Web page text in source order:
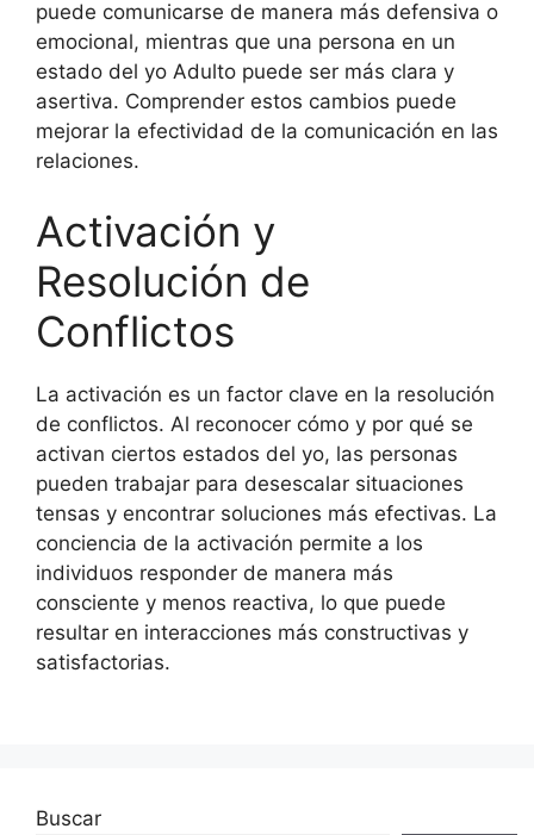
puede comunicarse de manera más defensiva o
emocional, mientras que una persona en un
estado del yo Adulto puede ser más clara y
asertiva. Comprender estos cambios puede
mejorar la efectividad de la comunicación en las
relaciones.
Activación y
Resolución de
Conflictos
La activación es un factor clave en la resolución
de conflictos. Al reconocer cómo y por qué se
activan ciertos estados del yo, las personas
pueden trabajar para desescalar situaciones
tensas y encontrar soluciones más efectivas. La
conciencia de la activación permite a los
individuos responder de manera más
consciente y menos reactiva, lo que puede
resultar en interacciones más constructivas y
satisfactorias.
Buscar